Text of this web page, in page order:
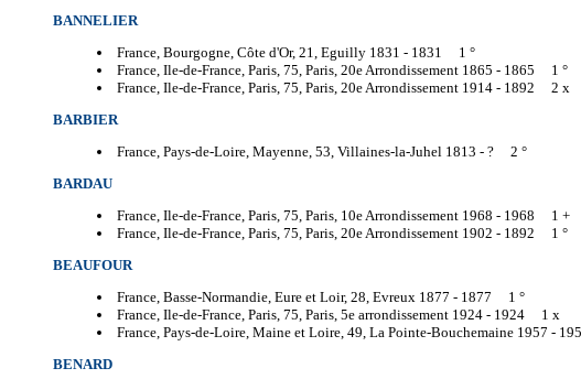
BANNELIER
France, Bourgogne, Côte d'Or, 21, Eguilly 1831 - 1831 1 °
France, Ile-de-France, Paris, 75, Paris, 20e Arrondissement 1865 - 1865 1 °
France, Ile-de-France, Paris, 75, Paris, 20e Arrondissement 1914 - 1892 2 x
BARBIER
France, Pays-de-Loire, Mayenne, 53, Villaines-la-Juhel 1813 - ? 2 °
BARDAU
France, Ile-de-France, Paris, 75, Paris, 10e Arrondissement 1968 - 1968 1 +
France, Ile-de-France, Paris, 75, Paris, 20e Arrondissement 1902 - 1892 1 °
BEAUFOUR
France, Basse-Normandie, Eure et Loir, 28, Evreux 1877 - 1877 1 °
France, Ile-de-France, Paris, 75, Paris, 5e arrondissement 1924 - 1924 1 x
France, Pays-de-Loire, Maine et Loire, 49, La Pointe-Bouchemaine 1957 -
BENARD